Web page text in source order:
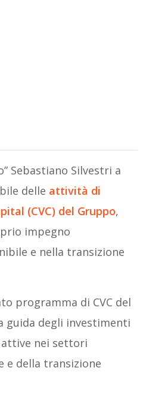
Sebastiano Silvestri a
delle attività di
(CVC) del Gruppo,
impegno
e nella transizione
programma di CVC del
guida degli investimenti
nei settori
e della transizione